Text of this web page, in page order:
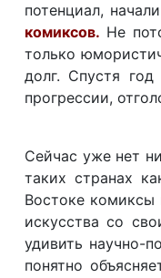
потенциал,
комиксов. Не
только
долг. Спустя год
прогрессии,
Сейчас уже нет
таких странах
Востоке комиксы
искусства со
удивить научно-
понятно